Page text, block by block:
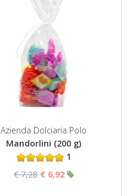
Azienda Dolciaria Polo
Mandorlini (200 g)
1
€ 7,28 € 6,92